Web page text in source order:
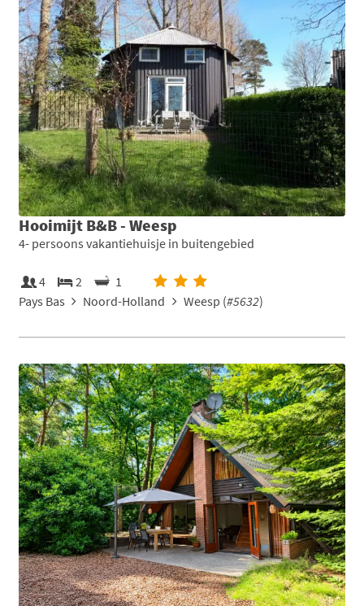
Hooimijt B&B - Weesp
4- persoons vakantiehuisje in buitengebied
4 2
1
Pays Bas
Noord-Holland Weesp (#5632)